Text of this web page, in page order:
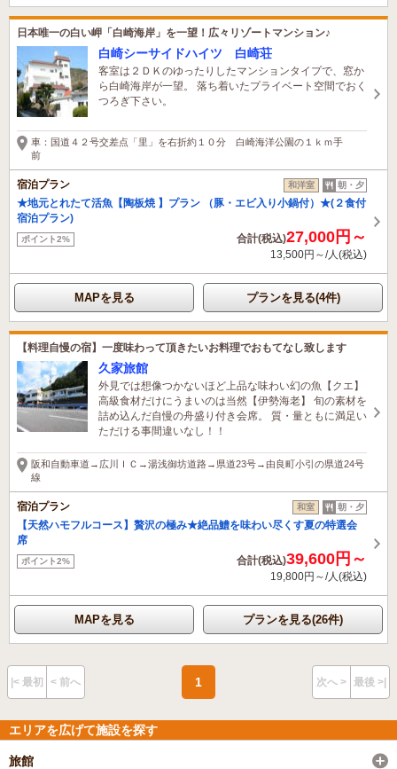
日本唯一の白い岬「白崎海岸」を一望！広々リゾートマンション♪
白崎シーサイドハイツ 白崎荘
客室は２ＤＫのゆったりしたマンションタイプで、窓か
ら白崎海岸が一望。 落ち着いたプライベート空間でおく
つろぎ下さい。
車：国道４２号交差点「里」を右折約１０分 白崎海洋公園の１ｋｍ手
前
宿泊プラン 和洋室 朝・夕
★地元とれたて活魚【陶板焼 】プラン （豚・エビ入り小鍋付）★(２食付
宿泊プラン)
ポイント2% 合計(税込)27,000円～
13,500円～/人(税込)
MAPを見る プランを見る(4件)
【料理自慢の宿】一度味わって頂きたいお料理でおもてなし致します
久家旅館
外見では想像つかないほど上品な味わい幻の魚【クエ】
高級食材だけにうまいのは当然【伊勢海老】 旬の素材を
詰め込んだ自慢の舟盛り付き会席。 質・量ともに満足い
ただける事間違いなし！！
阪和自動車道→広川ＩＣ→湯浅御坊道路→県道23号→由良町小引の県道24号
線
宿泊プラン 和室 朝・夕
【天然ハモフルコース】贅沢の極み★絶品鱧を味わい尽くす夏の特選会
席
ポイント2% 合計(税込)39,600円～
19,800円～/人(税込)
MAPを見る プランを見る(26件)
|< 最初 < 前へ 1 次へ > 最後 >|
エリアを広げて施設を探す
旅館